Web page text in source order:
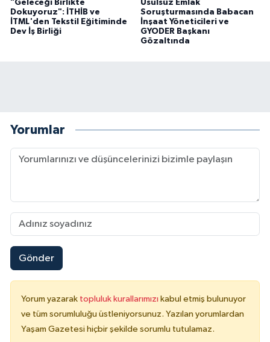
"Geleceği Birlikte
Dokuyoruz": İTHİB ve
İTML'den Tekstil Eğitiminde
Dev İş Birliği
Usulsüz Emlak
Soruşturmasında Babacan
İnşaat Yöneticileri ve
GYODER Başkanı
Gözaltında
Yorumlar
Gönder
Yorum yazarak topluluk kurallarımızı kabul etmiş bulunuyor
ve tüm sorumluluğu üstleniyorsunuz. Yazılan yorumlardan
Yaşam Gazetesi hiçbir şekilde sorumlu tutulamaz.